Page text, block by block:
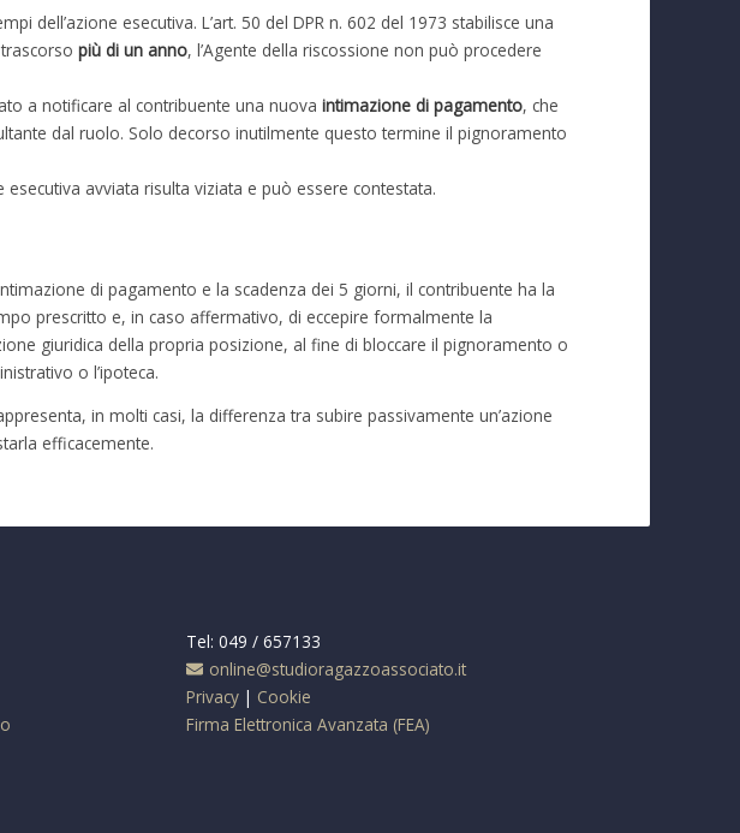
dell’azione esecutiva. L’art. 50 del DPR n. 602 del 1973 stabilisce una
più di un anno, l’Agente della riscossione non può procedere
a notificare al contribuente una nuova intimazione di pagamento, che
dal ruolo. Solo decorso inutilmente questo termine il pignoramento
avviata risulta viziata e può essere contestata.
di pagamento e la scadenza dei 5 giorni, il contribuente ha la
prescritto e, in caso affermativo, di eccepire formalmente la
giuridica della propria posizione, al fine di bloccare il pignoramento o
o l’ipoteca.
in molti casi, la differenza tra subire passivamente un’azione
efficacemente.
Tel: 049 / 657133
online@studioragazzoassociato.it
Privacy | Cookie
Firma Elettronica Avanzata (FEA)